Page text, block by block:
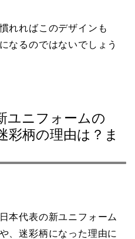
れればこのデザインも
なるのではないでしょう
ユニフォームの
彩柄の理由は？ま
本代表の新ユニフォーム
、迷彩柄になった理由に